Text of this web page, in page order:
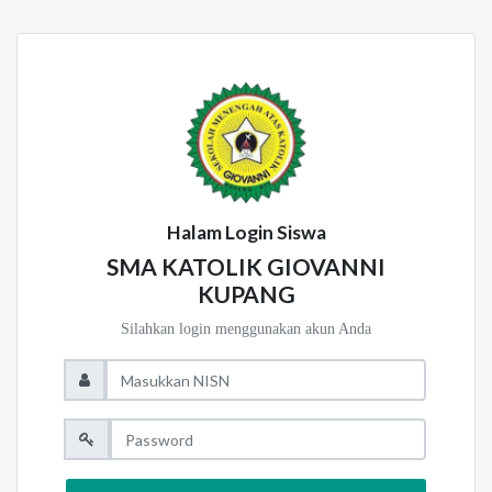
Halam Login Siswa
SMA KATOLIK GIOVANNI
KUPANG
Silahkan login menggunakan akun Anda